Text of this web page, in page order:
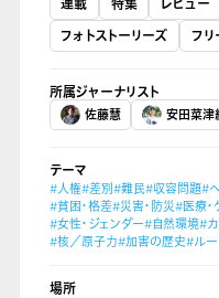
フォトストーリーズ
フリ
所属ジャーナリスト
佐藤慧 安田菜津
テーマ
#人権#差別#難民#収容問題#
#貧困・格差#災害・防災#医療・
#女性・ジェンダー#自然環境#
#核／原子力#加害の歴史#ル
場所